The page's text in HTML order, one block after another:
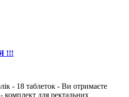
!!!
- 18 таблеток - Ви отримаєте
комплект для ректальних